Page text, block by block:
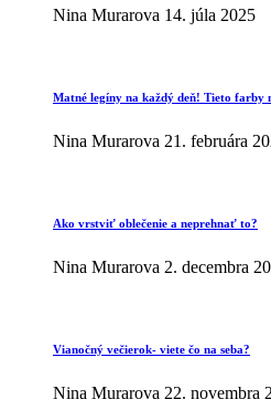
Nina Murarova 14. júla 2025
Matné legíny na každý deň! Tieto farby
Nina Murarova 21. februára
Ako vrstviť oblečenie a neprehnať to?
Nina Murarova 2. decembra
Vianočný večierok- viete čo na seba?
Nina Murarova 22. novembra